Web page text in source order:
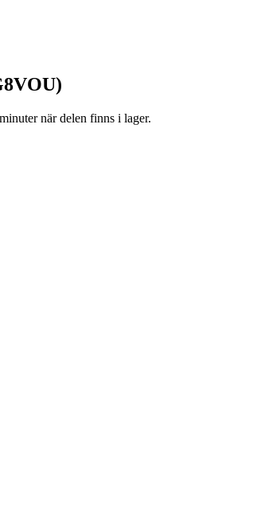
när delen finns i lager.